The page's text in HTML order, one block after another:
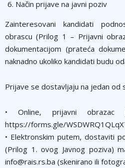
Način prijave na javni poziv
Zainteresovani kandidati
obrascu (Prilog 1 – Prijavni
dokumentacijom (prateća
naknadno ukoliko kandidati budu
Prijave se dostavljaju na jedan od
• Online, prijavni
https://forms.gle/
• Elektronskim putem, dostaviti
(Prilog 1. ovog Javnog poziva)
info@rais.rs.ba (skenirano ili